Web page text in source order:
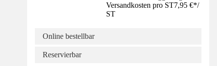
Versandkosten pro ST7,95 €*/
ST
Online bestellbar
Reservierbar